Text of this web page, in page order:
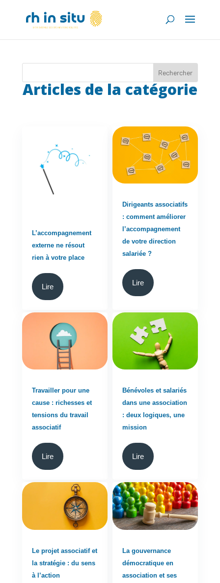
Articles de la catégorie
L’accompagnement
externe ne résout
rien à votre place
Lire
Dirigeants associatifs
: comment améliorer
l’accompagnement
de votre direction
salariée ?
Lire
Travailler pour une
cause : richesses et
tensions du travail
associatif
Lire
Bénévoles et salariés
dans une association
: deux logiques, une
mission
Lire
Le projet associatif et
la stratégie : du sens
à l’action
La gouvernance
démocratique en
association et ses